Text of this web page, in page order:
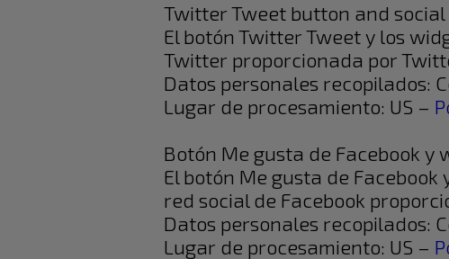
Twitter Tweet button and
El botón Twitter Tweet y los
Twitter proporcionada por
Datos personales recopilados:
Lugar de procesamiento: US –
Botón Me gusta de Facebook y
El botón Me gusta de
red social de Facebook
Datos personales recopilados:
Lugar de procesamiento: US –